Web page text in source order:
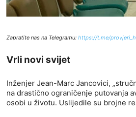
Zapratite nas na Telegramu: https://t.me/
Vrli novi svijet
Inženjer Jean-Marc Jancovici,
na drastično ograničenje putovanja
osobi u životu. Uslijedile su brojne